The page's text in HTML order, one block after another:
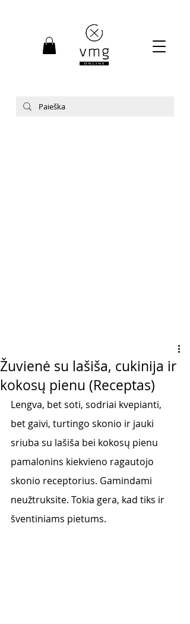
Žuvienė su lašiša, cukinija ir
kokosų pienu (Receptas)
Lengva, bet soti, sodriai kvepianti,
bet gaivi, turtingo skonio ir jauki
sriuba su lašiša bei kokosų pienu
pamalonins kiekvieno ragautojo
skonio receptorius. Gamindami
neužtruksite. Tokia gera, kad tiks ir
šventiniams pietums.